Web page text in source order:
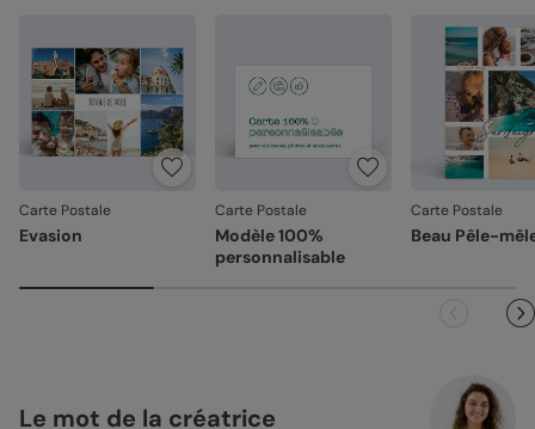
Carte Postale
Evasion
Carte Postale
Modèle 100%
personnalisable
Carte Postale
Beau Pêle-
Le mot de la créatrice